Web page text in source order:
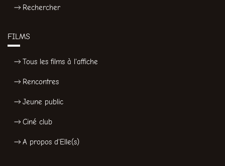
Rechercher
FILMS
Tous les films à l'affiche
Rencontres
Jeune public
Ciné club
A propos d'Elle(s)